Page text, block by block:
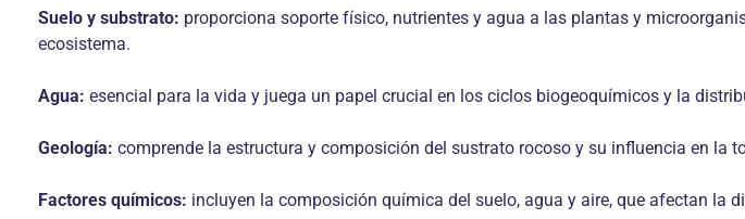
Suelo y substrato: proporciona soporte físico, nutrientes y agua a las plantas y
ecosistema.
Agua: esencial para la vida y juega un papel crucial en los ciclos biogeoquímicos y la
Geología: comprende la estructura y composición del sustrato rocoso y su influencia en la
Factores químicos: incluyen la composición química del suelo, agua y aire, que afectan la